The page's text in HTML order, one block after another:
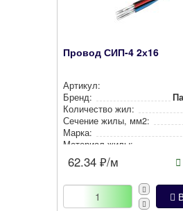
Провод СИП-4 2х16
Артикул:
Бренд:
Количество жил:
Сечение жилы, мм2:
Марка:
Материал жилы:
62.34 ₽/м